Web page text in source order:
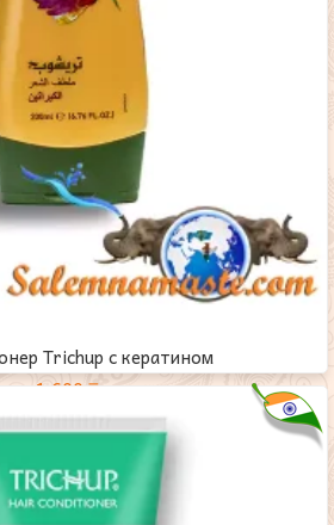
Trichup с кератином
1,600₸